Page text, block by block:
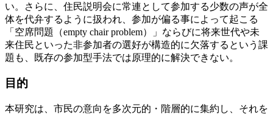
い。さらに、住民説明会に常連として参加する少数の声が全
体を代弁するように扱われ、参加が偏る事によって起こる
「空席問題（empty chair problem）」ならびに将来世代や未
来住民といった非参加者の選好が構造的に欠落するという課
題も、既存の参加型手法では原理的に解決できない。
目的
本研究は、市民の意向を多次元的・階層的に集約し、それを